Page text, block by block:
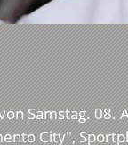
Samstag. 08.
City",